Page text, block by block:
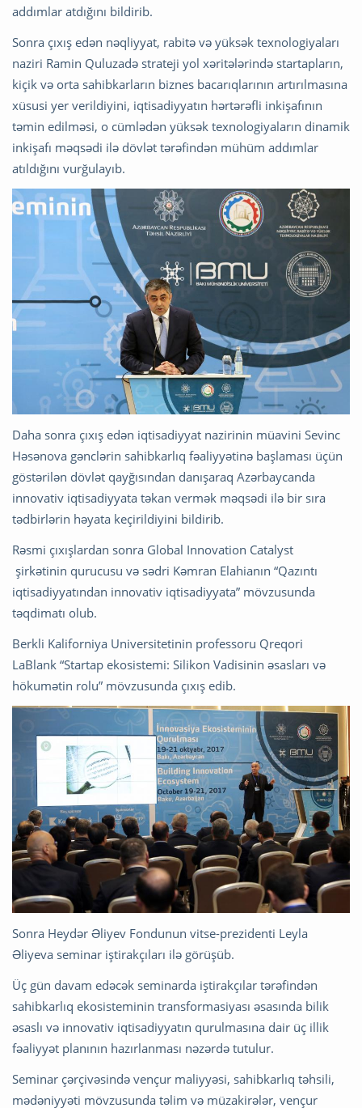
addımlar atdığını bildirib.
Sonra çıxış edən nəqliyyat, rabitə və yüksək texnologiyaları
naziri Ramin Quluzadə strateji yol xəritələrində startapların,
kiçik və orta sahibkarların biznes bacarıqlarının artırılmasına
xüsusi yer verildiyini, iqtisadiyyatın hərtərəfli inkişafının
təmin edilməsi, o cümlədən yüksək texnologiyaların dinamik
inkişafı məqsədi ilə dövlət tərəfindən mühüm addımlar
atıldığını vurğulayıb.
Daha sonra çıxış edən iqtisadiyyat nazirinin müavini Sevinc
Həsənova gənclərin sahibkarlıq fəaliyyətinə başlaması üçün
göstərilən dövlət qayğısından danışaraq Azərbaycanda
innovativ iqtisadiyyata təkan vermək məqsədi ilə bir sıra
tədbirlərin həyata keçirildiyini bildirib.
Rəsmi çıxışlardan sonra Global Innovation Catalyst
şirkətinin qurucusu və sədri Kəmran Elahianın “Qazıntı
iqtisadiyyatından innovativ iqtisadiyyata” mövzusunda
təqdimatı olub.
Berkli Kaliforniya Universitetinin professoru Qreqori
LaBlank “Startap ekosistemi: Silikon Vadisinin əsasları və
hökumətin rolu” mövzusunda çıxış edib.
Sonra Heydər Əliyev Fondunun vitse-prezidenti Leyla
Əliyeva seminar iştirakçıları ilə görüşüb.
Üç gün davam edəcək seminarda iştirakçılar tərəfindən
sahibkarlıq ekosisteminin transformasiyası əsasında bilik
əsaslı və innovativ iqtisadiyyatın qurulmasına dair üç illik
fəaliyyət planının hazırlanması nəzərdə tutulur.
Seminar çərçivəsində vençur maliyyəsi, sahibkarlıq təhsili,
mədəniyyəti mövzusunda təlim və müzakirələr, vençur